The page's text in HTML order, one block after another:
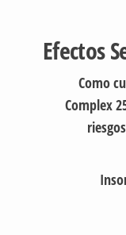
Efectos
Como